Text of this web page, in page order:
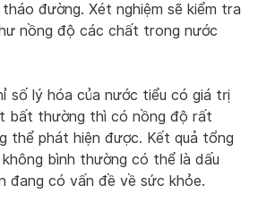
đường. Xét nghiệm sẽ kiểm tra
nồng độ các chất trong nước
số lý hóa của nước tiểu có giá trị
bất thường thì có nồng độ rất
thể phát hiện được. Kết quả tổng
bình thường có thể là dấu
đang có vấn đề về sức khỏe.